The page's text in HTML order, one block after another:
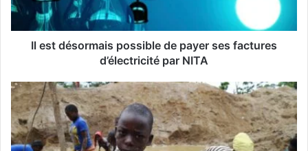
e
m
a
i
l
Il est désormais possible de payer ses factures
d’électricité par NITA